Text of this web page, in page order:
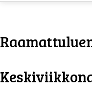
Keskiviikkona